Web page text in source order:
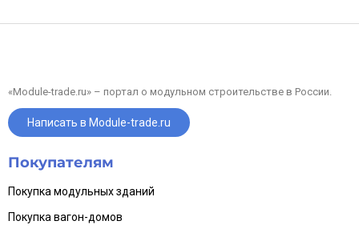
«Module-trade.ru» – портал о модульном строительстве в России.
Написать в Module-trade.ru
Покупателям
Покупка модульных зданий
Покупка вагон-домов